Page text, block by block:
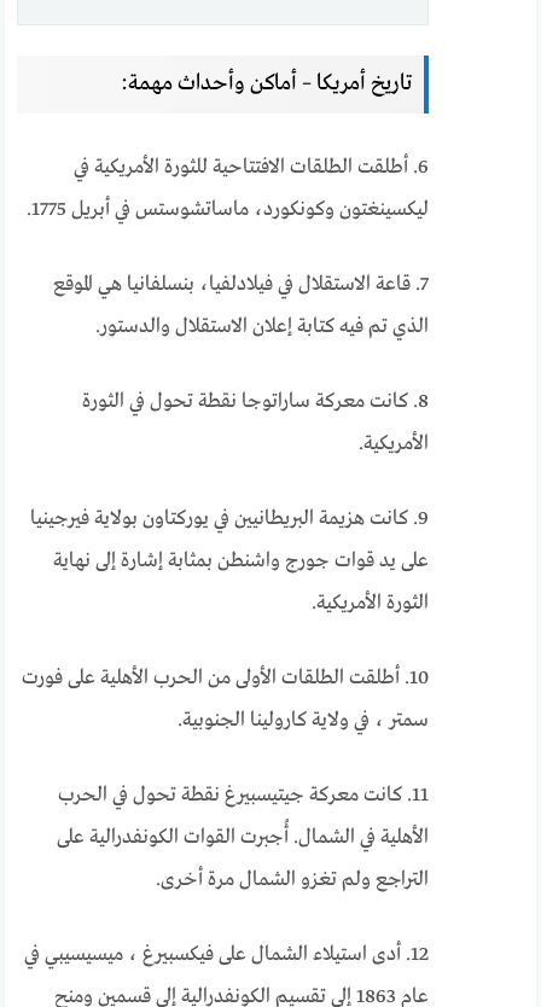
تاريخ أمريكا – أماكن وأحداث مهمة:
6. أطلقت الطلقات الافتتاحية للثورة الأمريكية في
ليكسينغتون وكونكورد، ماساتشوستس في أبريل 1775.
7. قاعة الاستقلال في فيلادلفيا، بنسلفانيا هي الموقع
الذي تم فيه كتابة إعلان الاستقلال والدستور.
8. كانت معركة ساراتوجا نقطة تحول في الثورة
الأمريكية.
9. كانت هزيمة البريطانيين في يوركتاون بولاية فيرجينيا
على يد قوات جورج واشنطن بمثابة إشارة إلى نهاية
الثورة الأمريكية.
10. أطلقت الطلقات الأولى من الحرب الأهلية على فورت
سمتر ، في ولاية كارولينا الجنوبية.
11. كانت معركة جيتيسبيرغ نقطة تحول في الحرب
الأهلية في الشمال. أُجبرت القوات الكونفدرالية على
التراجع ولم تغزو الشمال مرة أخرى.
12. أدى استيلاء الشمال على فيكسبيرغ ، ميسيسيبي في
عام 1863 إلى تقسيم الكونفدرالية إلى قسمين ومنح